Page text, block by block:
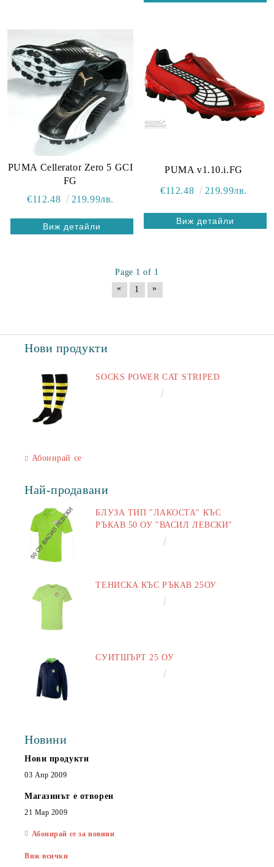
PUMA Cellerator Zero 5 GCI
FG
€112.48
219.99лв.
Виж детайли
PUMA v1.10.i.FG
€112.48 219.99лв.
Виж детайли
Page 1 of 1
«
1 »
Нови продукти
SOCKS POWER CAT STRIPED
Абонирай се
Най-продавани
БЛУЗА ТИП "ЛАКОСТА" КЪС
РЪКАВ 50 ОУ "ВАСИЛ ЛЕВСКИ"
ТЕНИСКА КЪС РЪКАВ 25ОУ
СУИТШЪРТ 25 ОУ
Новини
Нови продукти
03 Апр 2009
Магазинът е отворен
21 Мар 2009
Абонирай се за новини
Виж всички